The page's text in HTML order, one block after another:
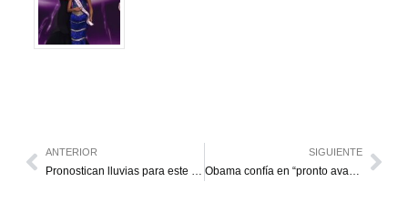
ANTERIOR
Pronostican lluvias para este domingo en el Zulia
SIGUIENTE
Obama confía en “pronto avance” de diálogo en Venezuela